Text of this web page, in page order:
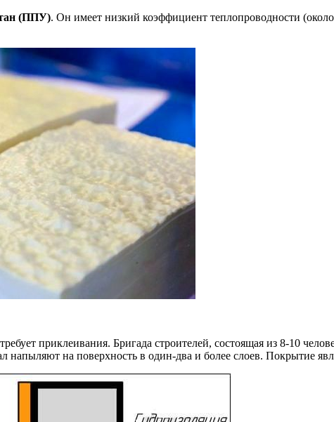
(ППУ). Он имеет низкий коэффициент теплопроводности
приклеивания. Бригада строителей, состоящая из 8-10
напыляют на поверхность в один-два и более слоев. Покрытие